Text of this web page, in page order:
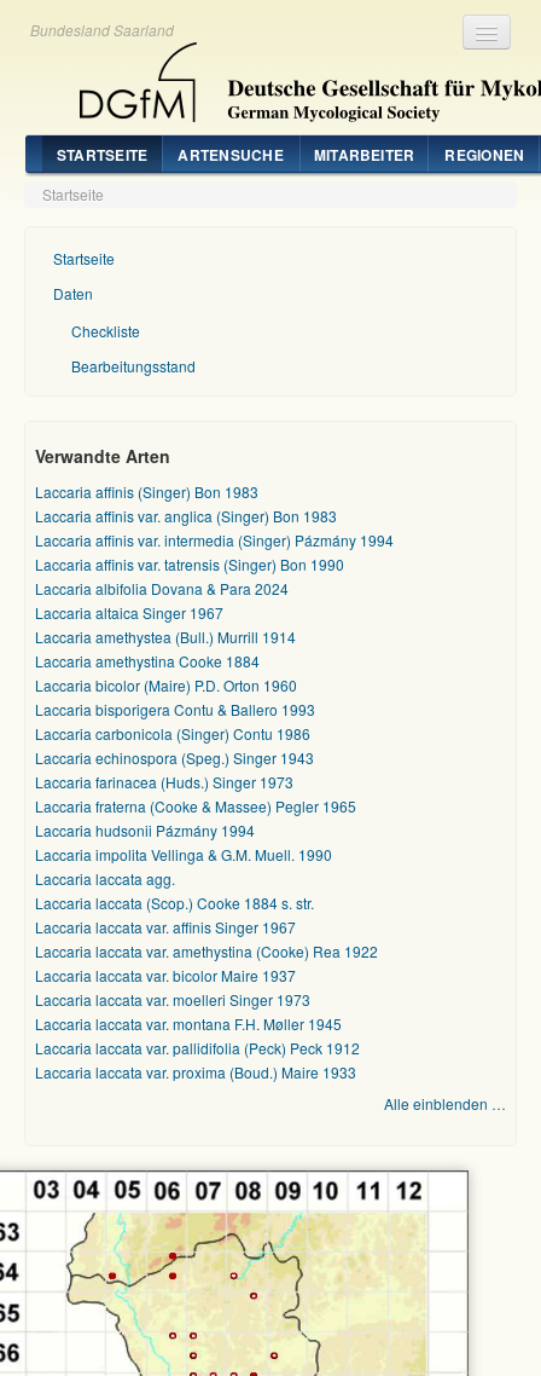
Bundesland Saarland
STARTSEITE ARTENSUCHE MITARBEITER REGIONEN
Startseite
Startseite
Daten
Checkliste
Bearbeitungsstand
Verwandte Arten
Laccaria affinis (Singer) Bon 1983
Laccaria affinis var. anglica (Singer) Bon 1983
Laccaria affinis var. intermedia (Singer) Pázmány 1994
Laccaria affinis var. tatrensis (Singer) Bon 1990
Laccaria albifolia Dovana & Para 2024
Laccaria altaica Singer 1967
Laccaria amethystea (Bull.) Murrill 1914
Laccaria amethystina Cooke 1884
Laccaria bicolor (Maire) P.D. Orton 1960
Laccaria bisporigera Contu & Ballero 1993
Laccaria carbonicola (Singer) Contu 1986
Laccaria echinospora (Speg.) Singer 1943
Laccaria farinacea (Huds.) Singer 1973
Laccaria fraterna (Cooke & Massee) Pegler 1965
Laccaria hudsonii Pázmány 1994
Laccaria impolita Vellinga & G.M. Muell. 1990
Laccaria laccata agg.
Laccaria laccata (Scop.) Cooke 1884 s. str.
Laccaria laccata var. affinis Singer 1967
Laccaria laccata var. amethystina (Cooke) Rea 1922
Laccaria laccata var. bicolor Maire 1937
Laccaria laccata var. moelleri Singer 1973
Laccaria laccata var. montana F.H. Møller 1945
Laccaria laccata var. pallidifolia (Peck) Peck 1912
Laccaria laccata var. proxima (Boud.) Maire 1933
Alle einblenden …